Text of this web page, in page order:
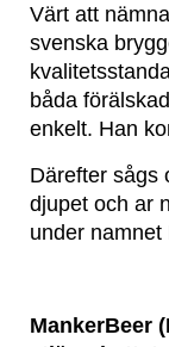
Värt att
svenska
båda
enkelt. Han
Därefter sågs
djupet och ar
under
MankerBeer